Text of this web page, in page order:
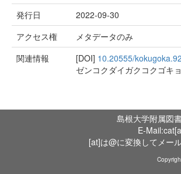
発行日
2022-09-30
アクセス権
メタデータのみ
関連情報
[DOI] 10.20555/
ゼンコクダイガクコクゴキ
島根大学附属図
E-
[at]は@に変換してメー